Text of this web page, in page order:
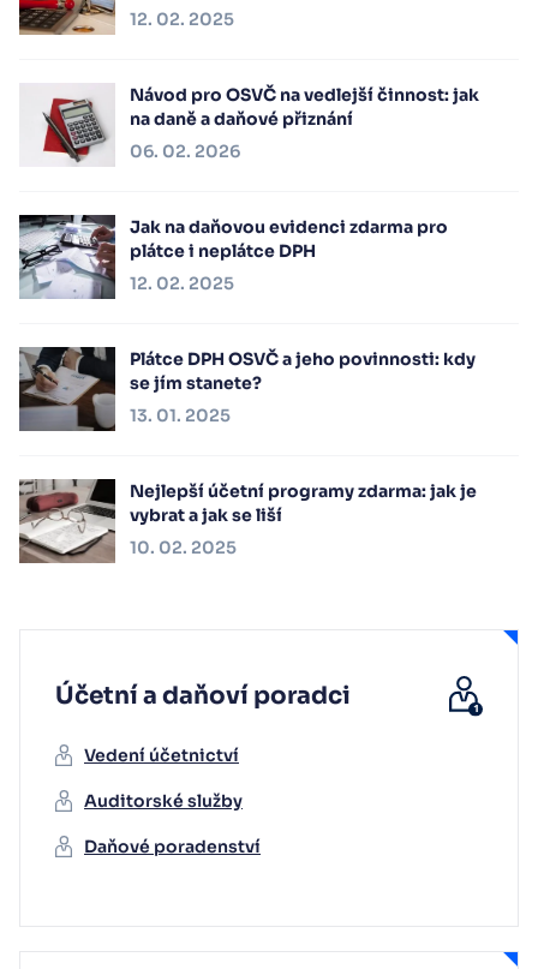
12. 02. 2025
Návod pro OSVČ na vedlejší činnost: jak
na daně a daňové přiznání
06. 02. 2026
Jak na daňovou evidenci zdarma pro
plátce i neplátce DPH
12. 02. 2025
Plátce DPH OSVČ a jeho povinnosti: kdy
se jím stanete?
13. 01. 2025
Nejlepší účetní programy zdarma: jak je
vybrat a jak se liší
10. 02. 2025
Účetní a daňoví poradci
Vedení účetnictví
Auditorské služby
Daňové poradenství